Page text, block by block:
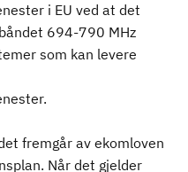
i EU ved at det
694-790 MHz
som kan levere
fremgår av ekomloven
Når det gjelder